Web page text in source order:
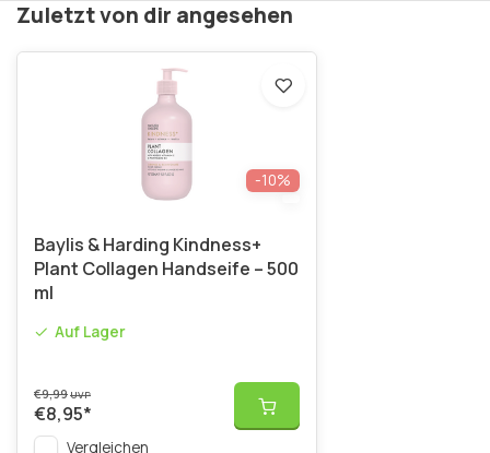
Zuletzt von dir angesehen
-10%
Baylis & Harding Kindness+
Plant Collagen Handseife – 500
ml
Auf Lager
€9,99UVP
€8,95*
Vergleichen